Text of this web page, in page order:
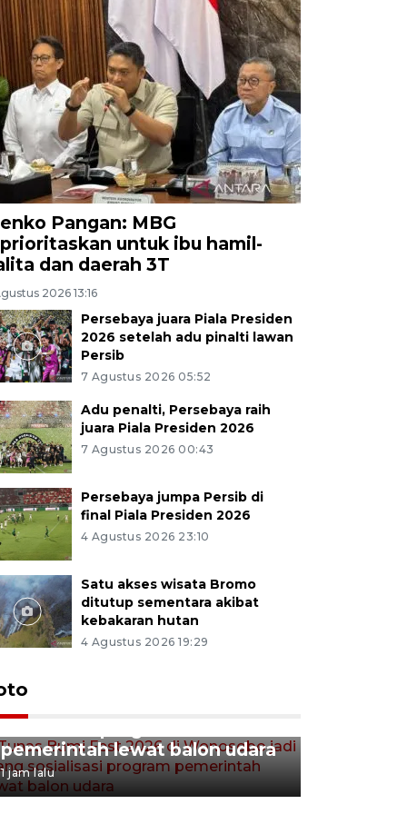
Pangan: MBG
untuk ibu hamil-
dan daerah 3T
2026 13:16
Persebaya juara Piala Presiden
2026 setelah adu pinalti lawan
Persib
7 Agustus 2026 05:52
Adu penalti, Persebaya raih
juara Piala Presiden 2026
7 Agustus 2026 00:43
Persebaya jumpa Persib di
final Piala Presiden 2026
4 Agustus 2026 23:10
Satu akses wisata Bromo
ditutup sementara akibat
kebakaran hutan
4 Agustus 2026 19:29
Tunas Bumi Fest 2026 di
pemerintah lewat balon udara
1 jam lalu